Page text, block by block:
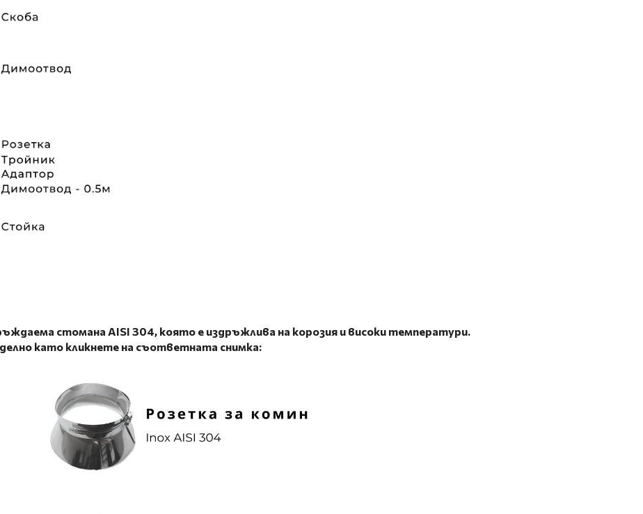
стомана AISI 304, която е издръжлива на корозия и високи температури.
като кликнете на съответната снимка: